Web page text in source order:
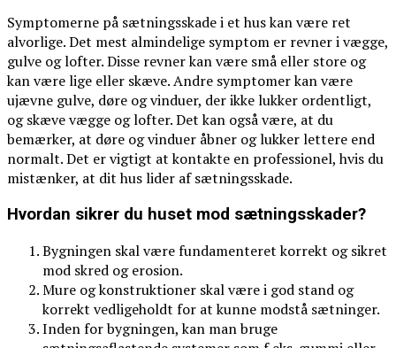
Symptomerne på sætningsskade i et hus kan være ret
alvorlige. Det mest almindelige symptom er revner i vægge,
gulve og lofter. Disse revner kan være små eller store og
kan være lige eller skæve. Andre symptomer kan være
ujævne gulve, døre og vinduer, der ikke lukker ordentligt,
og skæve vægge og lofter. Det kan også være, at du
bemærker, at døre og vinduer åbner og lukker lettere end
normalt. Det er vigtigt at kontakte en professionel, hvis du
mistænker, at dit hus lider af sætningsskade.
Hvordan sikrer du huset mod sætningsskader?
Bygningen skal være fundamenteret korrekt og sikret
mod skred og erosion.
Mure og konstruktioner skal være i god stand og
korrekt vedligeholdt for at kunne modstå sætninger.
Inden for bygningen, kan man bruge